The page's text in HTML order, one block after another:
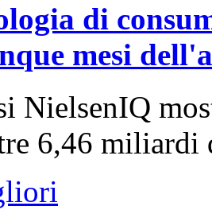
di
mesi
NielsenIQ
6,46